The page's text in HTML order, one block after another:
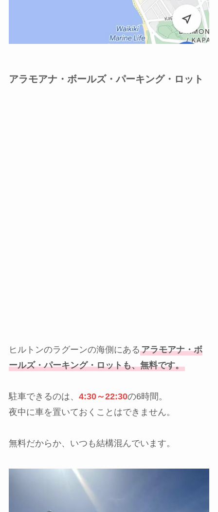
アラモアナ・ボールズ・パーキング・ロット
ヒルトンのラグーンの海側にあるアラモアナ・ボ
ールズ・パーキング・ロットも、無料です。
駐車できるのは、 4:30～22:30の6時間。
夜中に車を置いておくことはできません。
無料だからか、いつも結構混んでいます。